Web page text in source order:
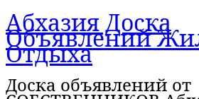
Абхазия Доска
Объявлений
Отдыха
Доска объявлений от